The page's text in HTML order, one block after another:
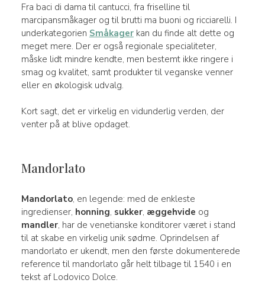
Fra baci di dama til cantucci, fra friselline til
marcipansmåkager og til brutti ma buoni og ricciarelli. I
underkategorien Småkagerkan du finde alt dette og
meget mere. Der er også regionale specialiteter,
måske lidt mindre kendte, men bestemt ikke ringere i
smag og kvalitet, samt produkter til veganske venner
eller en økologisk udvalg.
Kort sagt, det er virkelig en vidunderlig verden, der
venter på at blive opdaget.
Mandorlato
Mandorlato, en legende: med de enkleste
ingredienser, honning, sukker, æggehvide og
mandler, har de venetianske konditorer været i stand
til at skabe en virkelig unik sødme. Oprindelsen af
mandorlato er ukendt, men den første dokumenterede
reference til mandorlato går helt tilbage til 1540 i en
tekst af Lodovico Dolce.